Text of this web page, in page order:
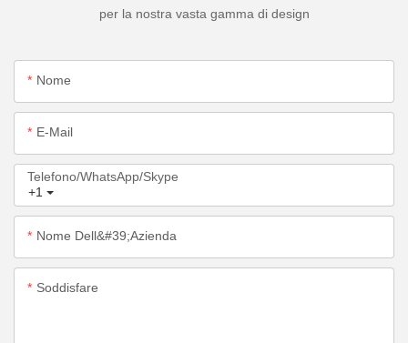
per la nostra vasta gamma di design
Nome
E-Mail
+1
Telefono/WhatsApp/Skype
Nome Dell&#39;azienda
Soddisfare